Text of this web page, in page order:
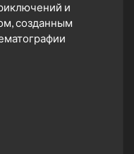
и
созданным